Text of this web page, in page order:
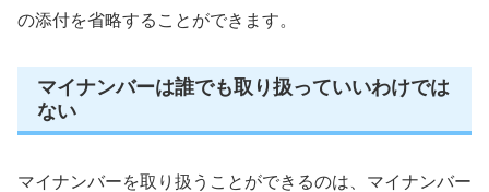
の添付を省略することができます。
マイナンバーは誰でも取り扱っていいわけでは
ない
マイナンバーを取り扱うことができるのは、マイナンバー